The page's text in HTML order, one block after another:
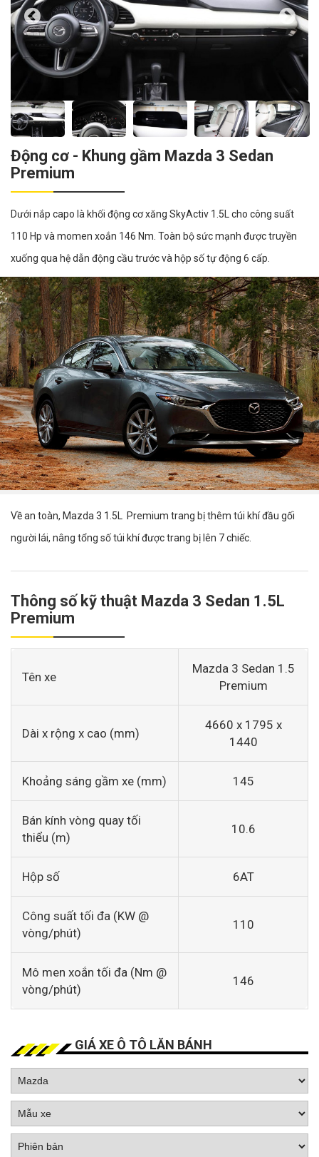
Động cơ - Khung gầm Mazda 3 Sedan
Premium
Dưới nắp capo là khối động cơ xăng SkyActiv 1.5L cho công suất
110 Hp và momen xoắn 146 Nm.​ Toàn bộ sức mạnh được truyền
xuống qua hệ dẫn động cầu trước và hộp số tự động 6 cấp.
Về an toàn, Mazda 3 1.5L Premium trang bị thêm túi khí đầu gối
người lái, nâng tổng số túi khí được trang bị lên 7 chiếc.
Thông số kỹ thuật Mazda 3 Sedan 1.5L
Premium
Tên xe
Mazda 3 Sedan 1.5
Premium
Dài x rộng x cao (mm)
4660 x 1795 x
1440
Khoảng sáng gầm xe (mm) 145
Bán kính vòng quay tối
thiểu (m)
10.6
Hộp số 6AT
Công suất tối đa (KW @
vòng/phút)
110
Mô men xoắn tối đa (Nm @
vòng/phút)
146
GIÁ XE Ô TÔ LĂN BÁNH